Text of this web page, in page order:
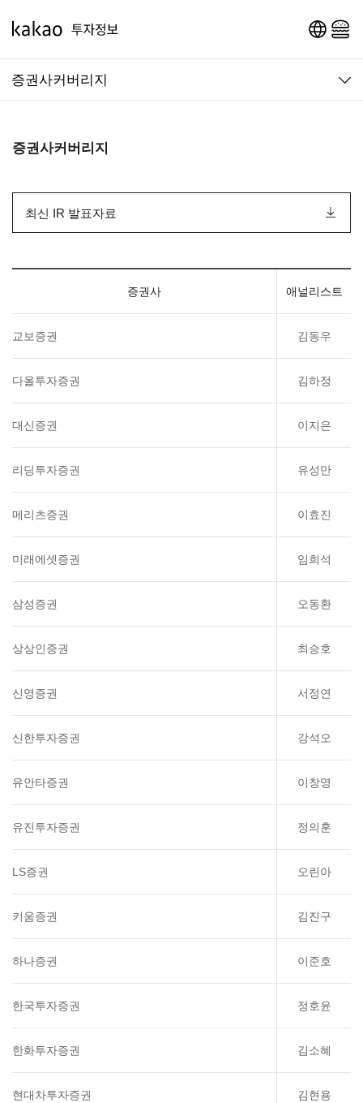
증권사커버리지
증권사커버리지
최신 IR 발표자료
증권사 애널리스트
교보증권 김동우
다올투자증권 김하정
대신증권 이지은
리딩투자증권 유성만
메리츠증권 이효진
미래에셋증권 임희석
삼성증권 오동환
상상인증권 최승호
신영증권 서정연
신한투자증권 강석오
유안타증권 이창영
유진투자증권 정의훈
LS증권 오린아
키움증권 김진구
하나증권 이준호
한국투자증권 정호윤
한화투자증권 김소혜
현대차투자증권 김현용